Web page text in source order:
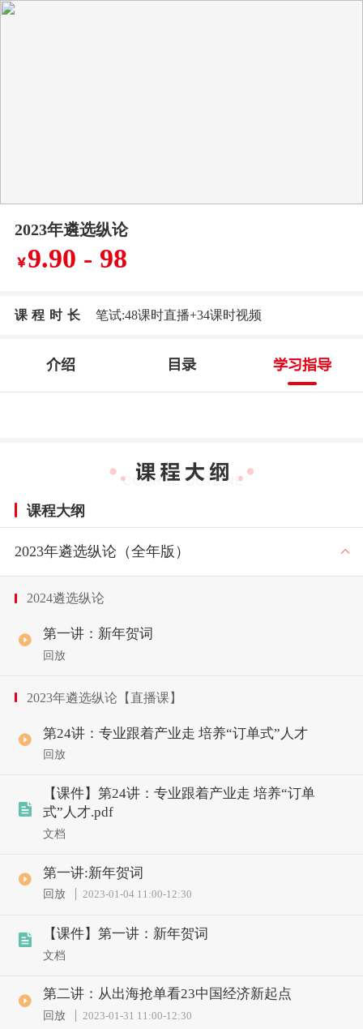
2023年遴选纵论
￥9.90 - 98
课程时长 笔试:48课时直播+34课时视频
介绍 目录 学习指导
课程大纲
2023年遴选纵论（全年版）
2024遴选纵论
第一讲：新年贺词
回放
2023年遴选纵论【直播课】
第24讲：专业跟着产业走 培养“订单式”人才
回放
【课件】第24讲：专业跟着产业走 培养“订单
式”人才.pdf
文档
第一讲:新年贺词
回放 2023-01-04 11:00-12:30
【课件】第一讲：新年贺词
文档
第二讲：从出海抢单看23中国经济新起点
回放 2023-01-31 11:00-12:30